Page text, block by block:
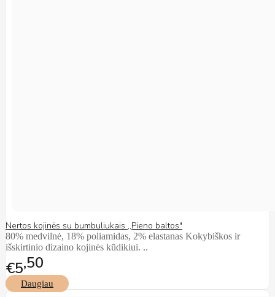
Nertos kojinės su bumbuliukais ,,Pieno baltos"
80% medvilnė, 18% poliamidas, 2% elastanas Kokybiškos ir
išskirtinio dizaino kojinės kūdikiui. ..
€5 50
Daugiau